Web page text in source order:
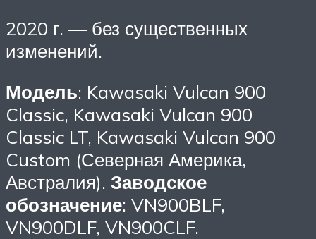
2020 г. — без существенных
изменений.
Модель: Kawasaki Vulcan 900
Classic, Kawasaki Vulcan 900
Classic LT, Kawasaki Vulcan 900
Custom (Северная Америка,
Австралия). Заводское
обозначение: VN900BLF,
VN900DLF, VN900CLF.